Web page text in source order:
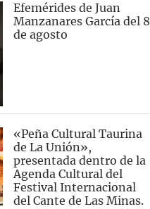
Efemérides de Juan
Manzanares García del 8
de agosto
«Peña Cultural Taurina
de La Unión»,
presentada dentro de la
Agenda Cultural del
Festival Internacional
del Cante de Las Minas.